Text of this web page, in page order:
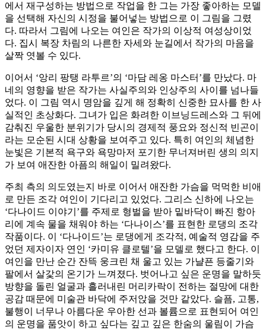
에서 재구성하는 방법으로 작업을 한 그는 가장 좋아하는 모델
을 선택해 자신의 시정을 불어넣는 방법으로 이 그림을 그렸
다. 따라서 그림에 나오는 여인은 작가의 이상적 여성상이었
다. 집시 복장 차림의 나른한 자세와 눈길에서 작가의 마음을
살짝 엿볼 수 있다.
이어서 ‘앙리 팡탱 라투르’의 ‘마담 레옹 마스터’를 만났다. 마
네의 영향을 받은 작가는 사실주의와 인상주의 사이를 넘나들
었다. 이 그림 역시 명암을 깊게 해 정확히 신중한 묘사를 한 사
실적인 초상화다. 그녀가 입은 화려한 이브닝드레스와 그 뒤에
감춰진 우울한 분위기가 당시의 경제적 풍요와 정신적 빈곤이
라는 모순된 시대 상황을 보여주고 있다. 특히 여인의 체념한
눈빛은 기본적 욕구와 욕망마저 포기한 무너져버린 생의 의지
가 보여 애잔한 아픔의 해일이 밀려왔다.
주최 측의 의도였는지 바로 이어서 애잔한 가슴을 먹먹한 비애
로 만든 조각 여인이 기다리고 있었다. 그리스 신하에 나오는
‘다나이드 이야기’를 주제로 형벌을 받아 밑바닥이 빠진 항아
리에 계속 물을 채워야 하는 ‘다나이스’를 표현한 로댕의 조각
작품이다. 이 ‘다나이드’는 로댕에게 조각적, 예술적 영감을 주
었던 제자이자 연인 ‘카미유 클로텔’을 모델로 했다고 한다. 이
여인을 만난 순간 잔뜩 웅크린 채 울고 있는 가냘픈 등줄기와
팔에서 살갗의 온기가 느껴졌다. 벗어나고 싶은 운명을 말하듯
방향을 돌린 얼굴과 흘러내린 머리카락이 전하는 절망에 대한
공감 때문에 미술관 바닥에 주저앉을 것만 같았다. 슬픔, 고통,
불행이 너무나 아름다운 우아한 선과 볼륨으로 표현되어 여인
의 운명을 품앗이 하고 싶다는 깊고 깊은 한숨의 울림이 가슴